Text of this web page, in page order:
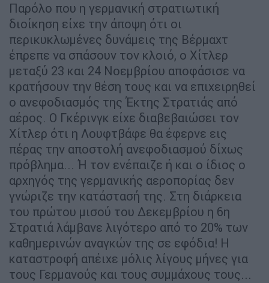
Παρόλο που η γερμανική στρατιωτική
διοίκηση είχε την άποψη ότι οι
περικυκλωμένες δυνάμεις της Βέρμαχτ
έπρεπε να σπάσουν τον κλοιό, ο Χίτλερ
μεταξύ 23 και 24 Νοεμβρίου αποφάσισε να
κρατήσουν την θέση τους και να επιχειρηθεί
ο ανεφοδιασμός της Έκτης Στρατιάς από
αέρος. Ο Γκέρινγκ είχε διαβεβαιώσει τον
Χίτλερ ότι η Λουφτβάφε θα έφερνε εις
πέρας την αποστολή ανεφοδιασμού δίχως
πρόβλημα... Ή τον ενέπαιζε ή και ο ίδιος ο
αρχηγός της γερμανικής αεροπορίας δεν
γνώριζε την κατάστασή της. Στη διάρκεια
του πρώτου μισού του Δεκεμβρίου η 6η
Στρατιά λάμβανε λιγότερο από το 20% των
καθημερινών αναγκών της σε εφόδια! Η
καταστροφή απέιχε μόλις λίγους μήνες για
τους Γερμανούς και τους συμμάχους τους...